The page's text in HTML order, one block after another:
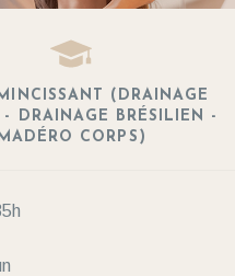
(DRAINAGE
- DRAINAGE BRÉSILIEN -
MADÉRO CORPS)